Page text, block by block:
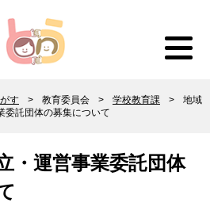
す > 教育委員会 > 学校教育課 >
地域
委託団体の募集について
・運営事業委託団体